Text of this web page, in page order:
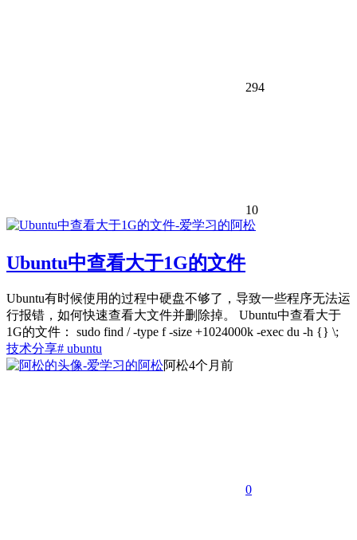
294
10
Ubuntu中查看大于1G的文件
Ubuntu有时候使用的过程中硬盘不够了，导致一些程序无法运
行报错，如何快速查看大文件并删除掉。 Ubuntu中查看大于
1G的文件： sudo find / -type f -size +1024000k -exec du -h {} \;
技术分享# ubuntu
阿松4个月前
0